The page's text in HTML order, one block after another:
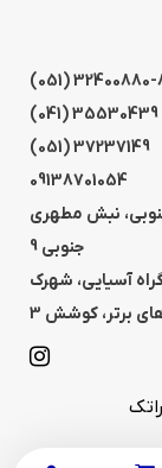
(051) 32400880-
35530439 (041)
37237149 (051)
09138701054
نبش مطهری
جنوبی 9
25 بزرگراه آسیایی، شهرک
برتر، کوشش 3